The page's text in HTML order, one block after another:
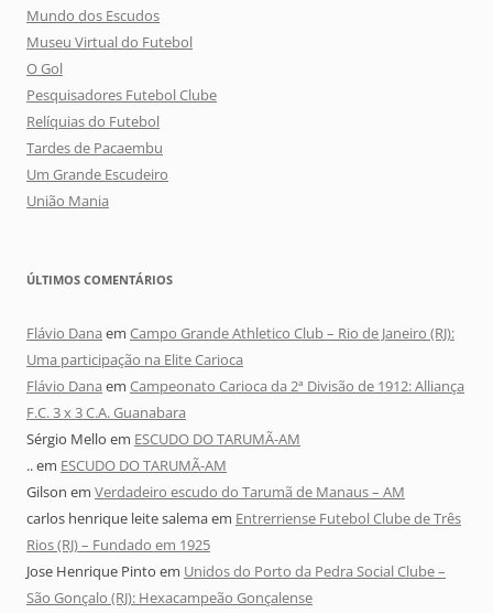
Mundo dos Escudos
Museu Virtual do Futebol
O Gol
Pesquisadores Futebol Clube
Relíquias do Futebol
Tardes de Pacaembu
Um Grande Escudeiro
União Mania
ÚLTIMOS COMENTÁRIOS
Flávio Dana em Campo Grande Athletico Club – Rio de Janeiro (RJ):
Uma participação na Elite Carioca
Flávio Dana em Campeonato Carioca da 2ª Divisão de 1912: Alliança
F.C. 3 x 3 C.A. Guanabara
Sérgio Mello em ESCUDO DO TARUMÃ-AM
..em ESCUDO DO TARUMÃ-AM
Gilson em Verdadeiro escudo do Tarumã de Manaus – AM
carlos henrique leite salemaem Entrerriense Futebol Clube de Três
Rios (RJ) – Fundado em 1925
Jose Henrique Pinto em Unidos do Porto da Pedra Social Clube –
São Gonçalo (RJ): Hexacampeão Gonçalense